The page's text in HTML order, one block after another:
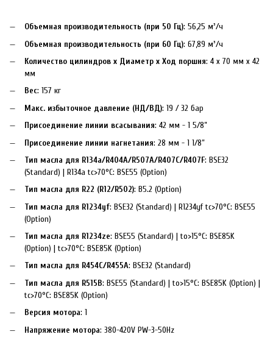
Объемная производительность (при 50 Гц): 56,25 м³/ч
Объемная производительность (при 60 Гц): 67,89 м³/ч
Количество цилиндров x Диаметр x Ход поршня: 4 x 70 мм x 42
мм
Вес: 157 кг
Макс. избыточное давление (НД/ВД): 19 / 32 бар
Присоединение линии всасывания: 42 мм - 1 5/8”
Присоединение линии нагнетания: 28 мм - 1 1/8”
Тип масла для R134a/R404A/R507A/R407C/R407F: BSE32
(Standard) | R134a tc>70°C: BSE55 (Option)
Тип масла для R22 (R12/R502): B5.2 (Option)
Тип масла для R1234yf: BSE32 (Standard) | R1234yf tc>70°C: BSE55
(Option)
Тип масла для R1234ze: BSE55 (Standard) | to>15°C: BSE85K
(Option) | tc>70°C: BSE85K (Option)
Тип масла для R454C/R455A: BSE32 (Standard)
Тип масла для R515B: BSE55 (Standard) | to>15°C: BSE85K (Option) |
tc>70°C: BSE85K (Option)
Версия мотора: 1
Напряжение мотора: 380-420V PW-3-50Hz